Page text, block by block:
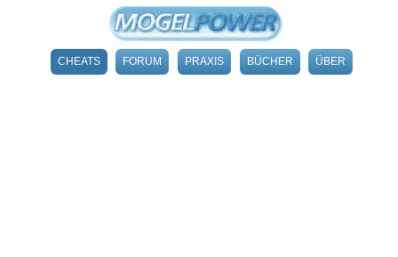
CHEATS FORUM PRAXIS BÜCHER ÜBER